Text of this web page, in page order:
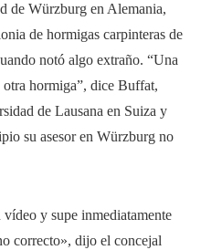
de Würzburg en Alemania,
de hormigas carpinteras de
notó algo extraño. “Una
hormiga”, dice Buffat,
de Lausana en Suiza y
su asesor en Würzburg no
y supe inmediatamente
correcto», dijo el concejal